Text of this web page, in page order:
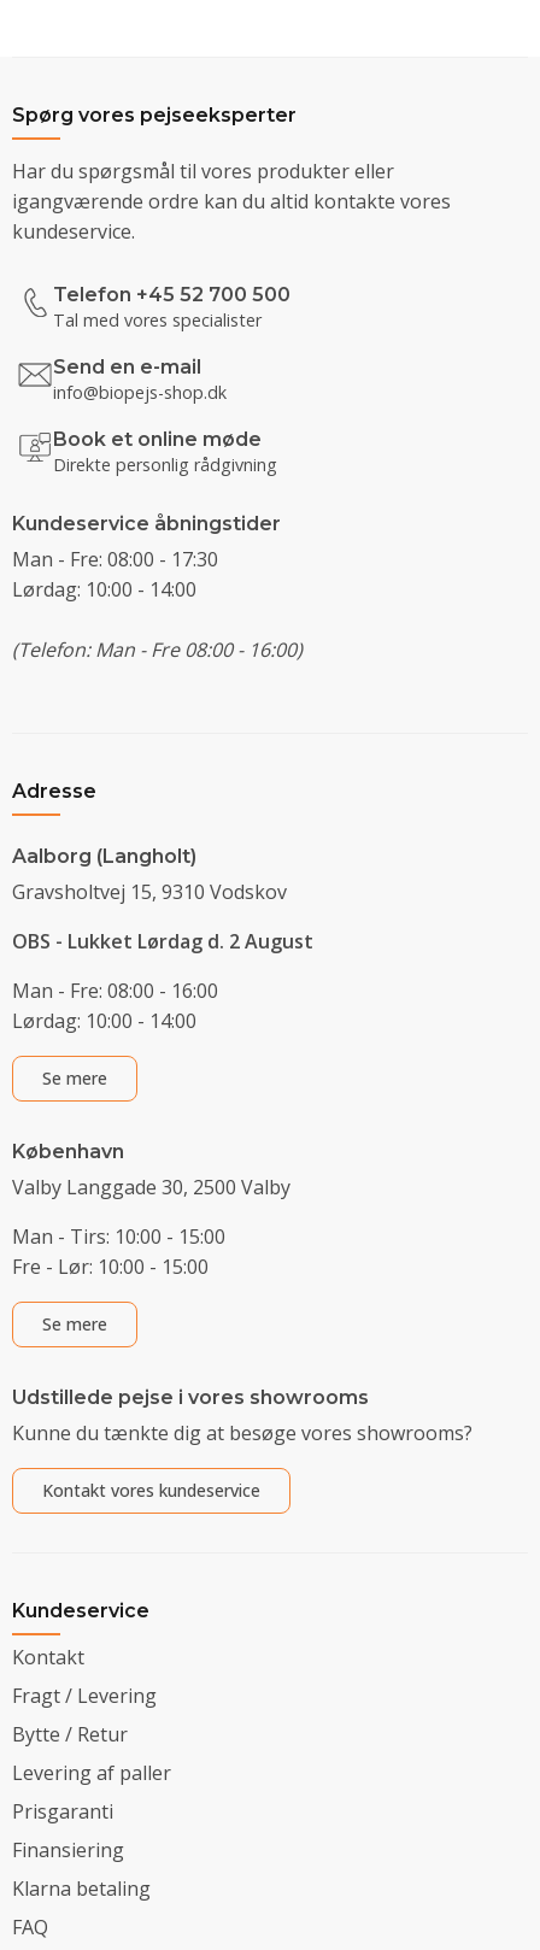
Spørg vores pejseeksperter
Har du spørgsmål til vores produkter eller
igangværende ordre kan du altid kontakte vores
kundeservice.
Telefon +45 52 700 500
Tal med vores specialister
Send en e-mail
info@biopejs-shop.dk
Book et online møde
Direkte personlig rådgivning
Kundeservice åbningstider
Man - Fre: 08:00 - 17:30
Lørdag: 10:00 - 14:00
(Telefon: Man - Fre 08:00 - 16:00)
Adresse
Aalborg (Langholt)
Gravsholtvej 15, 9310 Vodskov
OBS - Lukket Lørdag d. 2 August
Man - Fre: 08:00 - 16:00
Lørdag: 10:00 - 14:00
Se mere
København
Valby Langgade 30, 2500 Valby
Man - Tirs: 10:00 - 15:00
Fre - Lør: 10:00 - 15:00
Se mere
Udstillede pejse i vores showrooms
Kunne du tænkte dig at besøge vores showrooms?
Kontakt vores kundeservice
Kundeservice
Kontakt
Fragt / Levering
Bytte / Retur
Levering af paller
Prisgaranti
Finansiering
Klarna betaling
FAQ